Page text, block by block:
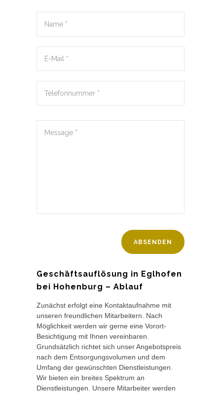
Geschäftsauflösung in Eglhofen
bei Hohenburg – Ablauf
Zunächst erfolgt eine Kontaktaufnahme mit
unseren freundlichen Mitarbeitern. Nach
Möglichkeit werden wir gerne eine Vorort-
Besichtigung mit Ihnen vereinbaren.
Grundsätzlich richtet sich unser Angebotspreis
nach dem Entsorgungsvolumen und dem
Umfang der gewünschten Dienstleistungen.
Wir bieten ein breites Spektrum an
Dienstleistungen. Unsere Mitarbeiter werden